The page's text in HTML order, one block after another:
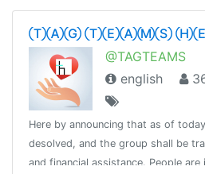
ⓉⒶⒼ ⓉⒺⒶⓂⓈ
@TAGTEAMS
english
Here by announcing that as of
desolved, and the group shall be
and financial assistance. People